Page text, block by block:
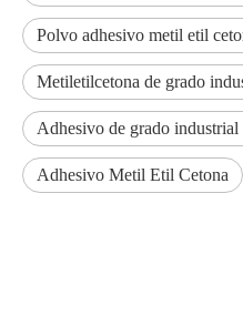
Polvo adhesivo metil etil
Metiletilcetona de grado
Adhesivo de grado industrial
Adhesivo Metil Etil Cetona